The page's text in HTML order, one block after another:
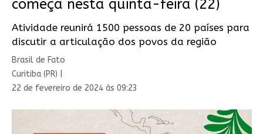
começa nesta quinta-feira (22)
Atividade reunirá 1500 pessoas de 20 países para
discutir a articulação dos povos da região
Brasil de Fato
Curitiba (PR) |
22 de fevereiro de 2024 às 09:23